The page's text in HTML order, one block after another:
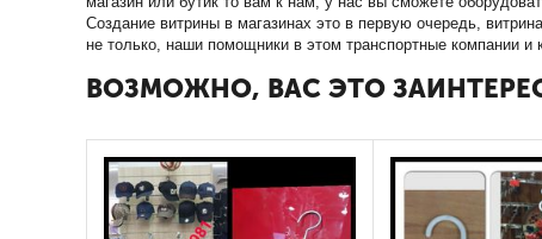
Создание витрины в магазинах это в первую очередь,
не только, наши помощники в этом транспортные компании и
ВОЗМОЖНО, ВАС ЭТО